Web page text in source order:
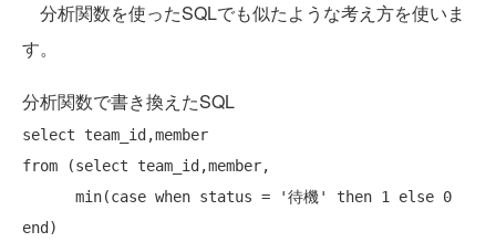
分析関数を使ったSQLでも似たような考え方を使いま
す。
分析関数で書き換えたSQL
select
from (select team_id,member,
      min(
case when status = '待機' then 1 else
end )